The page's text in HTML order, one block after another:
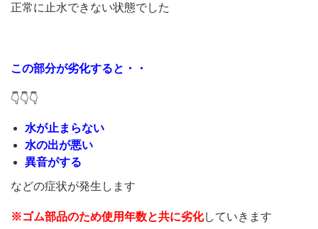
正常に止水できない状態でした
この部分が劣化すると・・
👇👇👇
水が止まらない
水の出が悪い
異音がする
などの症状が発生します
※ゴム部品のため使用年数と共に劣化していきます